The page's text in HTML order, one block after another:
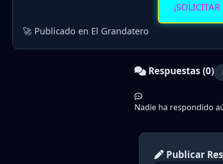
🚀 Publicado en El Grandatero
Respuestas (0)
Nadie ha respondido
Publicar